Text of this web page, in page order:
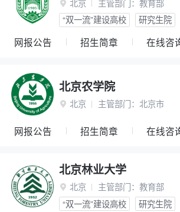
 北京 主管部门： 教育部
“双一流”建设高校
研究生院
网报公告 招生简章 在线咨
北京农学院
 北京 主管部门： 北京市
网报公告 招生简章 在线咨
北京林业大学
 北京 主管部门： 教育部
“双一流”建设高校
研究生院